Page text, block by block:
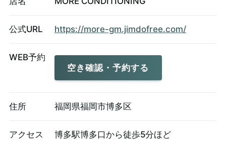
公式URL https://more-gm.jimdofree.com/
WEB予約
空き確認・予約する
住所 福岡県福岡市博多区
アクセス
博多駅博多口から徒歩5分ほど